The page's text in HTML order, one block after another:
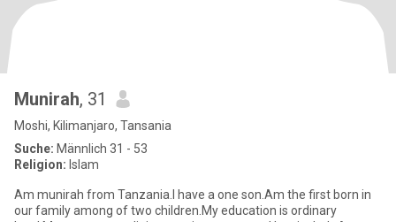
Munirah, 31
Moshi, Kilimanjaro, Tansania
Suche: Männlich 31 - 53
Religion: Islam
Am munirah from Tanzania.I have a one son.Am the first born in
our family among of two children.My education is ordinary